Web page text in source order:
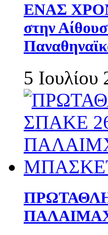
ΕΝΑΣ
στην
5 Ιουλίου